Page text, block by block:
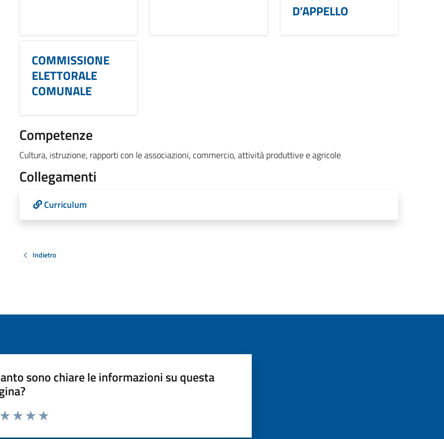
D’APPELLO
COMMISSIONE
ELETTORALE
COMUNALE
Competenze
Cultura, istruzione, rapporti con le associazioni, commercio, attività produttive e agricole
Collegamenti
Curriculum
Indietro
sono chiare le informazioni su questa
da 1 a 5 stelle la pagina